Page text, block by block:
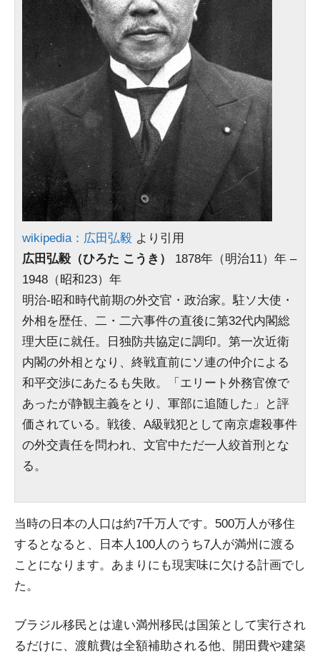
wikipedia：広田弘毅 より引用
広田弘毅（ひろた こうき）
1878年（明治11）年 –
1948（昭和23）年
明治-昭和時代前期の外交官・政治家。駐ソ大使・
外相を歴任、二・二六事件の直後に第32代内閣総
理大臣に就任。日独防共協定に調印。第一次近衛
内閣の外相となり、終戦直前にソ連の仲介による
和平交渉にあたるも失敗。「エリート外務官僚で
あったが静観主義をとり、軍部に追随した」と評
価されている。戦後、A級戦犯として南京虐殺事件
の外交責任を問われ、文官中ただ一人絞首刑とな
る。
当時の日本の人口は約7千万人です。500万人が移住
するとなると、日本人100人のうち7人が満州に渡る
ことになります。あまりにも現実味に欠ける計画でし
た。
ブラジル移民とは違い満州移民は国策として実行され
るだけに、渡航費は全額補助される他、開田費や建築